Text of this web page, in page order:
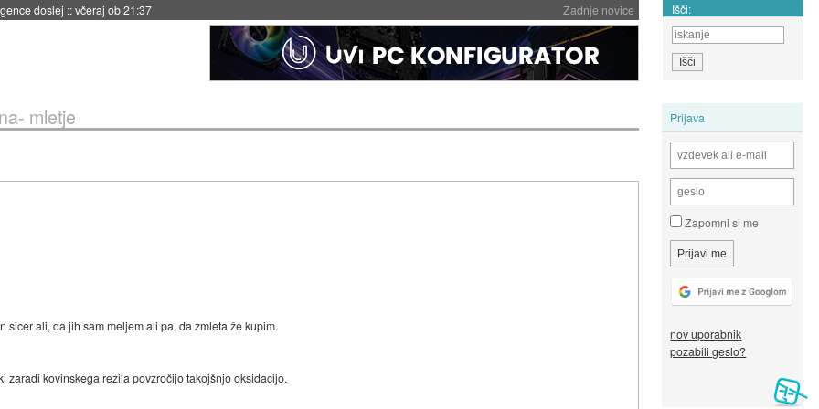
Zadnje novice
doslej ::včeraj ob 21:37 Išči:
Prijava
Zapomni si me
nov uporabnik
pozabili geslo?
mletje
sicer ali, da jih sam meljem ali pa, da zmleta že kupim.
zaradi kovinskega rezila povzročijo takojšnjo oksidacijo.